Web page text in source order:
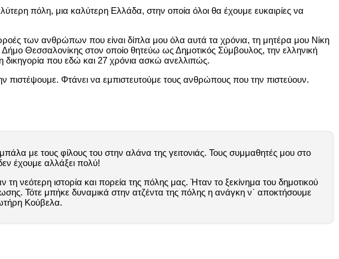
πόλη, μια καλύτερη Ελλάδα, στην οποία όλοι θα έχουμε ευκαιρίες να
των ανθρώπων που είναι δίπλα μου όλα αυτά τα χρόνια, τη μητέρα μου Νίκη
Θεσσαλονίκης στον οποίο θητεύω ως Δημοτικός Σύμβουλος, την ελληνική
δικηγορία που εδώ και 27 χρόνια ασκώ ανελλιπώς.
πιστέψουμε. Φτάνει να εμπιστευτούμε τους ανθρώπους που την πιστεύουν.
με τους φίλους του στην αλάνα της γειτονιάς. Τους συμμαθητές μου στο
έχουμε αλλάξει πολύ!
ιστορία και πορεία της πόλης μας. Ήταν το ξεκίνημα του δημοτικού
Τότε μπήκε δυναμικά στην ατζέντα της πόλης η ανάγκη ν΄ αποκτήσουμε
Κούβελα.